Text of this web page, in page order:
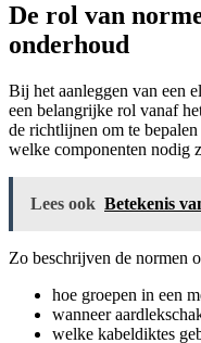
De rol van
onderhoud
Bij het aanleggen van een
een belangrijke rol vanaf
de richtlijnen om te
welke componenten nodig
Lees ook Betekenis
Zo beschrijven de normen
hoe groepen in een
wanneer
welke kabeldiktes